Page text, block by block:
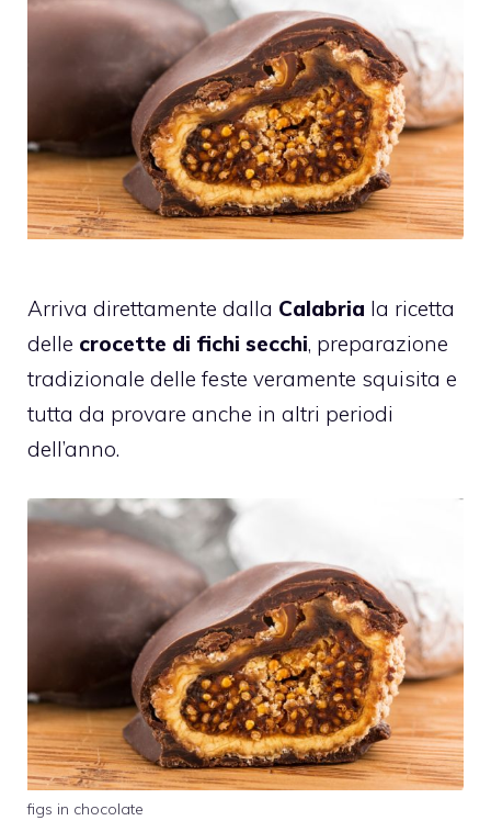
Arriva direttamente dalla Calabria la ricetta
delle crocette di fichi secchi, preparazione
tradizionale delle feste veramente squisita e
tutta da provare anche in altri periodi
dell’anno.
figs in chocolate